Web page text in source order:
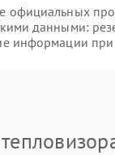
официальных
данными:
информации